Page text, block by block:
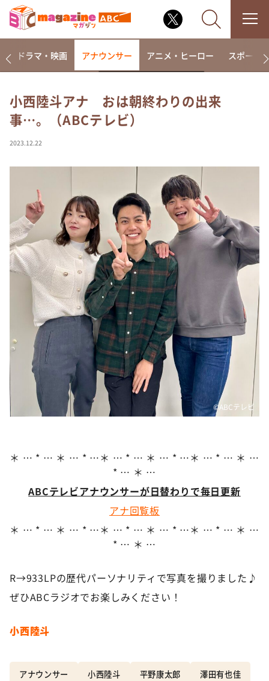
なるみ・岡村の過ぎるTV
相席食堂
～人生密着トークバラエティ！～ やすとものいたっ
探偵！ナイトスクープ
news おかえり
河合＆A.B.C-Z塚田×福井アナ「なんでやねん！？」
（news おかえり）
DAIGOも台所 ～きょうの献立 何にする？～
本日はダイアンなり！シーズン２
朝だ！生です旅サラダ
教えて！ニュースライブ 正義のミカタ
ＬＩＦＥ～夢のカタチ～
新婚さんいらっしゃい！
ポツンと一軒家
ザキ山小屋本館
アナ回覧板
ドラマ・映画 アナウンサー アニメ・ヒーロー スポーツ
小西陸斗アナ おは朝終わりの出来
事…。（ABCテレビ）
2023.12.22
©ABCテレビ
＊ … * … ＊ … * …＊ … * … ＊ … * …＊ … * … ＊ …
* … ＊ …
ABCテレビアナウンサーが日替わりで毎日更新
アナ回覧板
＊ … * … ＊ … * …＊ … * … ＊ … * …＊ … * … ＊ …
* … ＊ …
R→933LPの歴代パーソナリティで写真を撮りました♪
ぜひABCラジオでお楽しみください！
小西陸斗
アナウンサー 小西陸斗 平野康太郎 澤田有也佳